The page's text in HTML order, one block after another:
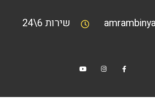
שירות 6\24